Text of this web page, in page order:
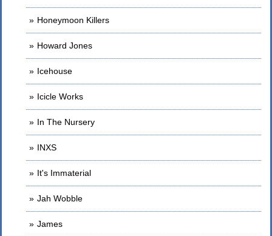
Honeymoon Killers
Howard Jones
Icehouse
Icicle Works
In The Nursery
INXS
It's Immaterial
Jah Wobble
James